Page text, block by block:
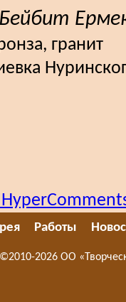
гранит
Работы
©2010-2026 ОО